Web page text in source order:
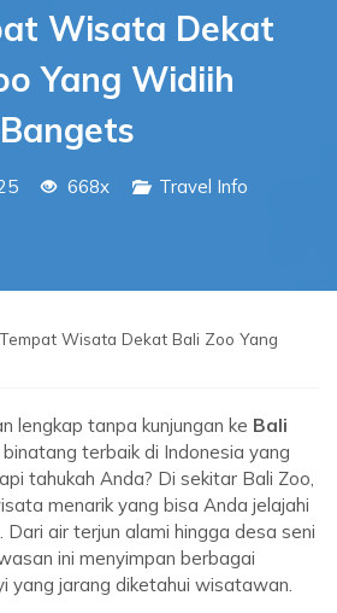
Wisata Dekat
Yang Widiih
Bangets
668x Travel Info
Wisata Dekat Bali Zoo Yang
lengkap tanpa kunjungan ke Bali
terbaik di Indonesia yang
tahukah Anda? Di sekitar Bali Zoo,
menarik yang bisa Anda jelajahi
Dari air terjun alami hingga desa seni
ini menyimpan berbagai
yang jarang diketahui wisatawan.